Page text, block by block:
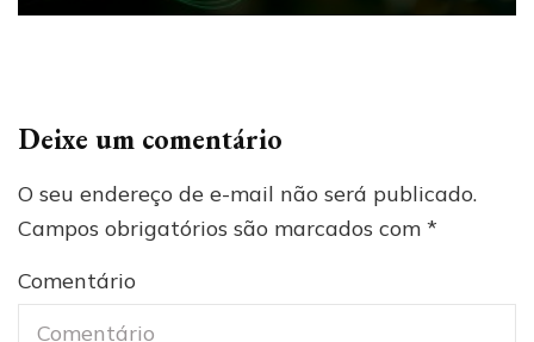
Deixe um comentário
O seu endereço de e-mail não será publicado.
Campos obrigatórios são marcados com *
Comentário